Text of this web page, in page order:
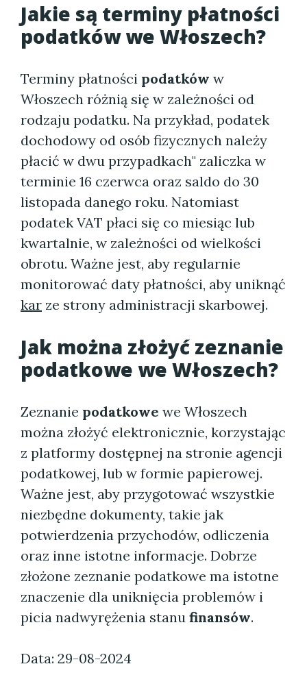
Jakie są terminy płatności
podatków we Włoszech?
Terminy płatności podatków w
Włoszech różnią się w zależności od
rodzaju podatku. Na przykład, podatek
dochodowy od osób fizycznych należy
płacić w dwu przypadkach" zaliczka w
terminie 16 czerwca oraz saldo do 30
listopada danego roku. Natomiast
podatek VAT płaci się co miesiąc lub
kwartalnie, w zależności od wielkości
obrotu. Ważne jest, aby regularnie
monitorować daty płatności, aby uniknąć
kar ze strony administracji skarbowej.
Jak można złożyć zeznanie
podatkowe we Włoszech?
Zeznanie podatkowe we Włoszech
można złożyć elektronicznie, korzystając
z platformy dostępnej na stronie agencji
podatkowej, lub w formie papierowej.
Ważne jest, aby przygotować wszystkie
niezbędne dokumenty, takie jak
potwierdzenia przychodów, odliczenia
oraz inne istotne informacje. Dobrze
złożone zeznanie podatkowe ma istotne
znaczenie dla uniknięcia problemów i
picia nadwyrężenia stanu finansów.
Data: 29-08-2024